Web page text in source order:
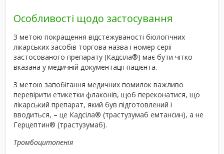
Особливості щодо застосування
З метою покращення відстежуваності біологічних
лікарських засобів торгова назва і номер серії
застосованого препарату (Кадсіла®) має бути чітко
вказана у медичній документації пацієнта.
З метою запобігання медичних помилок важливо
перевірити етикетки флаконів, щоб переконатися, що
лікарський препарат, який був підготовлений і
вводиться, – це Кадсіла® (трастузумаб емтансин), а не
Герцептин® (трастузумаб).
Тромбоцитопенія